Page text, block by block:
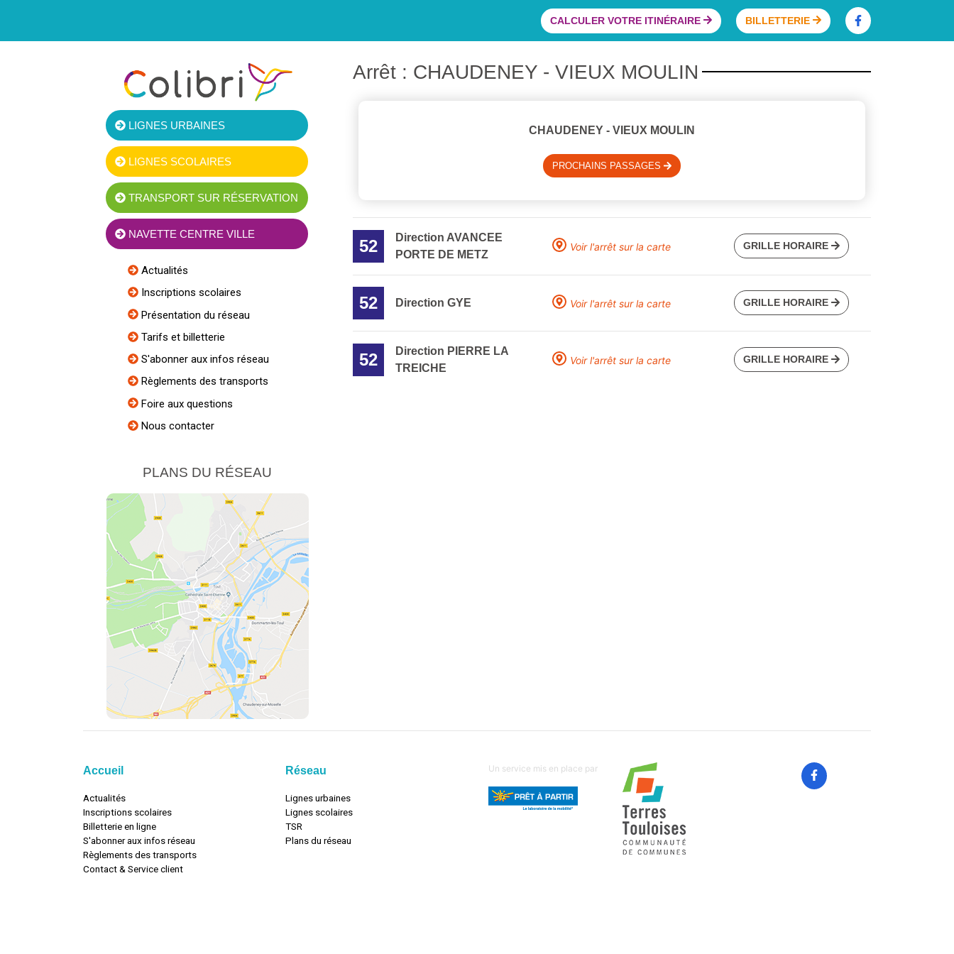
CALCULER VOTRE ITINÉRAIRE BILLETTERIE
LIGNES URBAINES
LIGNES SCOLAIRES
TRANSPORT SUR RÉSERVATION
NAVETTE CENTRE VILLE
Actualités
Inscriptions scolaires
Présentation du réseau
Tarifs et billetterie
S'abonner aux infos réseau
Règlements des transports
Foire aux questions
Nous contacter
PLANS DU RÉSEAU
Arrêt : CHAUDENEY - VIEUX MOULIN
CHAUDENEY - VIEUX MOULIN
PROCHAINS PASSAGES
52
Direction AVANCEE
PORTE DE METZ
Voir l'arrêt sur la carte GRILLE HORAIRE
52 Direction GYE Voir l'arrêt sur la carte GRILLE HORAIRE
52
Direction PIERRE LA
TREICHE
Voir l'arrêt sur la carte GRILLE HORAIRE
Accueil
Actualités
Inscriptions scolaires
Billetterie en ligne
S'abonner aux infos réseau
Règlements des transports
Contact & Service client
Réseau
Lignes urbaines
Lignes scolaires
TSR
Plans du réseau
Un service mis en place par